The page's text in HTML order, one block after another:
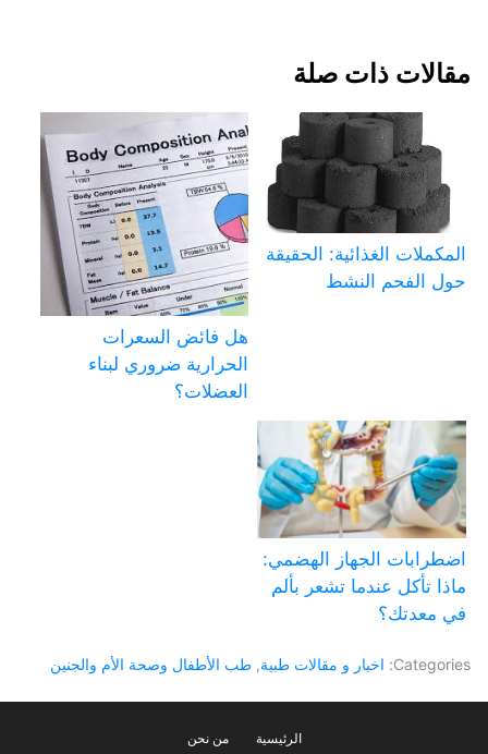
مقالات ذات صلة
المكملات الغذائية: الحقيقة
حول الفحم النشط
هل فائض السعرات
الحرارية ضروري لبناء
العضلات؟
اضطرابات الجهاز الهضمي:
ماذا تأكل عندما تشعر بألم
في معدتك؟
Categories: اخبار و مقالات طبية, طب الأطفال وصحة الأم والجنين
الرئيسية من نحن